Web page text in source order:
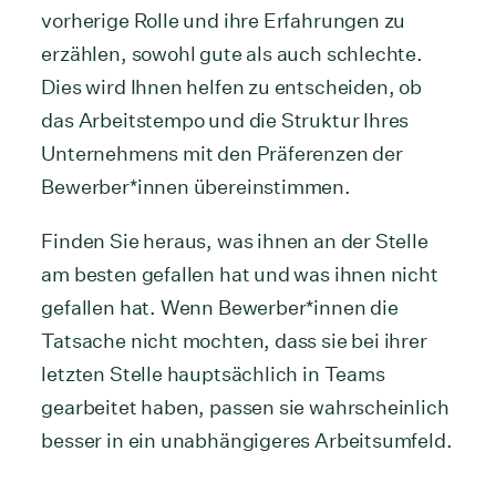
vorherige Rolle und ihre Erfahrungen zu
erzählen, sowohl gute als auch schlechte.
Dies wird Ihnen helfen zu entscheiden, ob
das Arbeitstempo und die Struktur Ihres
Unternehmens mit den Präferenzen der
Bewerber*innen übereinstimmen.
Finden Sie heraus, was ihnen an der Stelle
am besten gefallen hat und was ihnen nicht
gefallen hat. Wenn Bewerber*innen die
Tatsache nicht mochten, dass sie bei ihrer
letzten Stelle hauptsächlich in Teams
gearbeitet haben, passen sie wahrscheinlich
besser in ein unabhängigeres Arbeitsumfeld.